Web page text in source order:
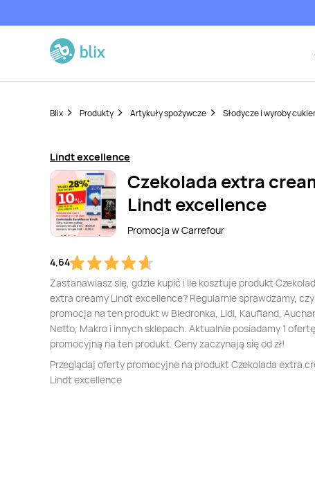
Blix Produkty Artykuły spożywcze Słodycze i wyroby
Lindt excellence
Czekolada extra
Lindt excellence
Promocja wCarrefour
4,64
Zastanawiasz się, gdzie kupić i ile kosztuje produkt
extra creamy Lindt excellence? Regularnie sprawdzamy,
promocja na ten produkt w Biedronka, Lidl, Kaufland,
Netto, Makro i innych sklepach. Aktualnie posiadamy 1 ofertę
promocyjną na ten produkt. Ceny zaczynają się od zł!
Przeglądaj oferty promocyjne na produkt Czekolada extra
Lindt excellence